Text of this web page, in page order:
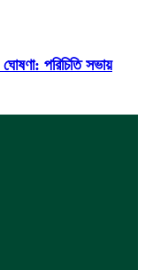
ঘোষণা: পরিচিতি সভায়